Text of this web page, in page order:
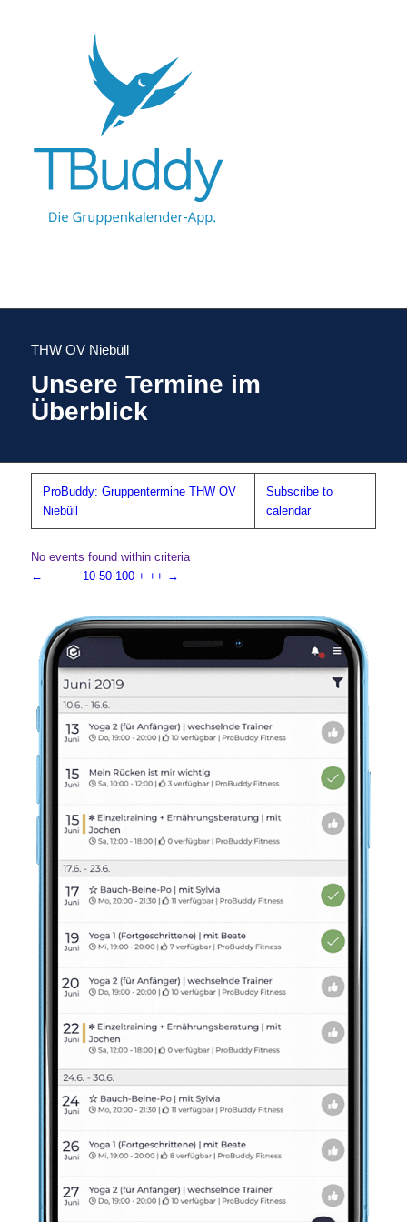
THW OV Niebüll
Unsere Termine im
Überblick
ProBuddy: Gruppentermine THW OV
Niebüll
Subscribe to
calendar
No events found within criteria
← −− − 10 50 100 + ++ →